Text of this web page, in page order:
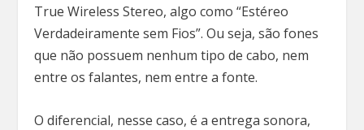
True Wireless Stereo, algo como “Estéreo
Verdadeiramente sem Fios”. Ou seja, são fones
que não possuem nenhum tipo de cabo, nem
entre os falantes, nem entre a fonte.
O diferencial, nesse caso, é a entrega sonora,